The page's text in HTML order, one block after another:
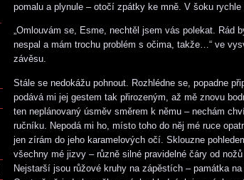
pomalu a plynule – otočí zpátky ke mně. V šoku rychle
„Omlouvám se, Esme, nechtěl jsem vás polekat.
nespal a mám trochu problém s očima, takže…“ ve
závěsu.
Stále se nedokážu pohnout. Rozhlédne se, popadne
podává mi jej gestem tak přirozeným, až mě znovu
ten neplánovaný úsměv směrem k němu – nechám
ručníku. Nepodá mi ho, místo toho do něj mé ruce
jen zírám do jeho karamelových očí. Sklouzne
všechny mé jizvy – různě silné pravidelné čáry od
Nejstarší jsou růžové kruhy na zápěstích – památka